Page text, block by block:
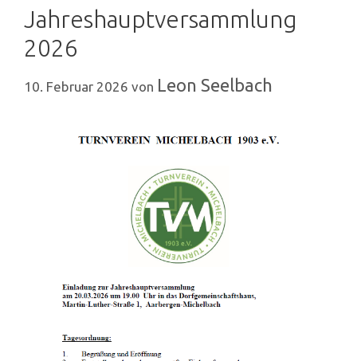
Jahreshauptversammlung
2026
10. Februar 2026 von Leon Seelbach